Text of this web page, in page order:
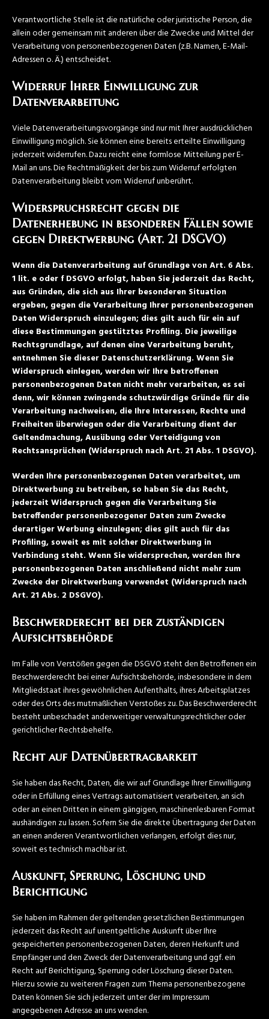
Verantwortliche Stelle ist die natürliche oder juristische Person, die
allein oder gemeinsam mit anderen über die Zwecke und Mittel der
Verarbeitung von personenbezogenen Daten (z.B. Namen, E-Mail-
Adressen o. Ä.) entscheidet.
Widerruf Ihrer Einwilligung zur
Datenverarbeitung
Viele Datenverarbeitungsvorgänge sind nur mit Ihrer ausdrücklichen
Einwilligung möglich. Sie können eine bereits erteilte Einwilligung
jederzeit widerrufen. Dazu reicht eine formlose Mitteilung per E-
Mail an uns. Die Rechtmäßigkeit der bis zum Widerruf erfolgten
Datenverarbeitung bleibt vom Widerruf unberührt.
Widerspruchsrecht gegen die
Datenerhebung in besonderen Fällen sowie
gegen Direktwerbung (Art. 21 DSGVO)
Wenn die Datenverarbeitung auf Grundlage von Art. 6 Abs.
1 lit. e oder f DSGVO erfolgt, haben Sie jederzeit das Recht,
aus Gründen, die sich aus Ihrer besonderen Situation
ergeben, gegen die Verarbeitung Ihrer personenbezogenen
Daten Widerspruch einzulegen; dies gilt auch für ein auf
diese Bestimmungen gestütztes Profiling. Die jeweilige
Rechtsgrundlage, auf denen eine Verarbeitung beruht,
entnehmen Sie dieser Datenschutzerklärung. Wenn Sie
Widerspruch einlegen, werden wir Ihre betroffenen
personenbezogenen Daten nicht mehr verarbeiten, es sei
denn, wir können zwingende schutzwürdige Gründe für die
Verarbeitung nachweisen, die Ihre Interessen, Rechte und
Freiheiten überwiegen oder die Verarbeitung dient der
Geltendmachung, Ausübung oder Verteidigung von
Rechtsansprüchen (Widerspruch nach Art. 21 Abs. 1 DSGVO).
Werden Ihre personenbezogenen Daten verarbeitet, um
Direktwerbung zu betreiben, so haben Sie das Recht,
jederzeit Widerspruch gegen die Verarbeitung Sie
betreffender personenbezogener Daten zum Zwecke
derartiger Werbung einzulegen; dies gilt auch für das
Profiling, soweit es mit solcher Direktwerbung in
Verbindung steht. Wenn Sie widersprechen, werden Ihre
personenbezogenen Daten anschließend nicht mehr zum
Zwecke der Direktwerbung verwendet (Widerspruch nach
Art. 21 Abs. 2 DSGVO).
Beschwerderecht bei der zuständigen
Aufsichtsbehörde
Im Falle von Verstößen gegen die DSGVO steht den Betroffenen ein
Beschwerderecht bei einer Aufsichtsbehörde, insbesondere in dem
Mitgliedstaat ihres gewöhnlichen Aufenthalts, ihres Arbeitsplatzes
oder des Orts des mutmaßlichen Verstoßes zu. Das Beschwerderecht
besteht unbeschadet anderweitiger verwaltungsrechtlicher oder
gerichtlicher Rechtsbehelfe.
Recht auf Datenübertragbarkeit
Sie haben das Recht, Daten, die wir auf Grundlage Ihrer Einwilligung
oder in Erfüllung eines Vertrags automatisiert verarbeiten, an sich
oder an einen Dritten in einem gängigen, maschinenlesbaren Format
aushändigen zu lassen. Sofern Sie die direkte Übertragung der Daten
an einen anderen Verantwortlichen verlangen, erfolgt dies nur,
soweit es technisch machbar ist.
Auskunft, Sperrung, Löschung und
Berichtigung
Sie haben im Rahmen der geltenden gesetzlichen Bestimmungen
jederzeit das Recht auf unentgeltliche Auskunft über Ihre
gespeicherten personenbezogenen Daten, deren Herkunft und
Empfänger und den Zweck der Datenverarbeitung und ggf. ein
Recht auf Berichtigung, Sperrung oder Löschung dieser Daten.
Hierzu sowie zu weiteren Fragen zum Thema personenbezogene
Daten können Sie sich jederzeit unter der im Impressum
angegebenen Adresse an uns wenden.